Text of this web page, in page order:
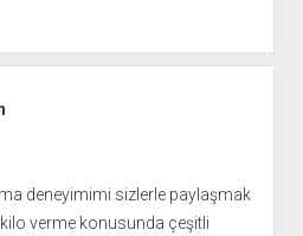
deneyimimi sizlerle paylaşmak
verme konusunda çeşitli